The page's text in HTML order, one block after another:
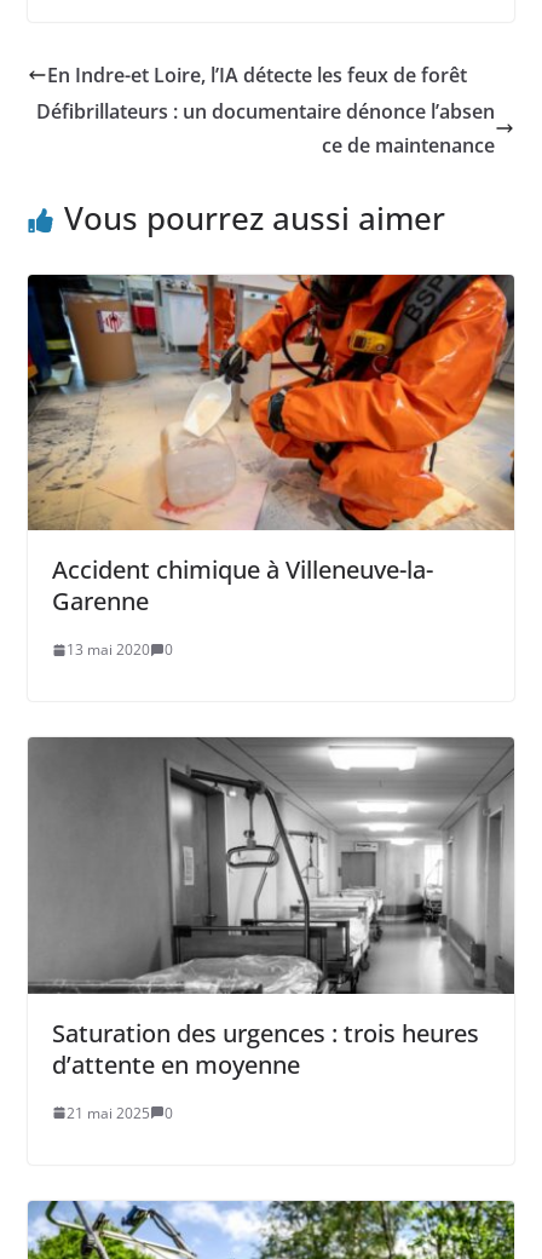
En Indre-et Loire, l’IA détecte les feux de forêt
Défibrillateurs : un documentaire dénonce l’absen
ce de maintenance
Vous pourrez aussi aimer
Accident chimique à Villeneuve-la-
Garenne
13 mai 2020 0
Saturation des urgences : trois heures
d’attente en moyenne
21 mai 2025 0